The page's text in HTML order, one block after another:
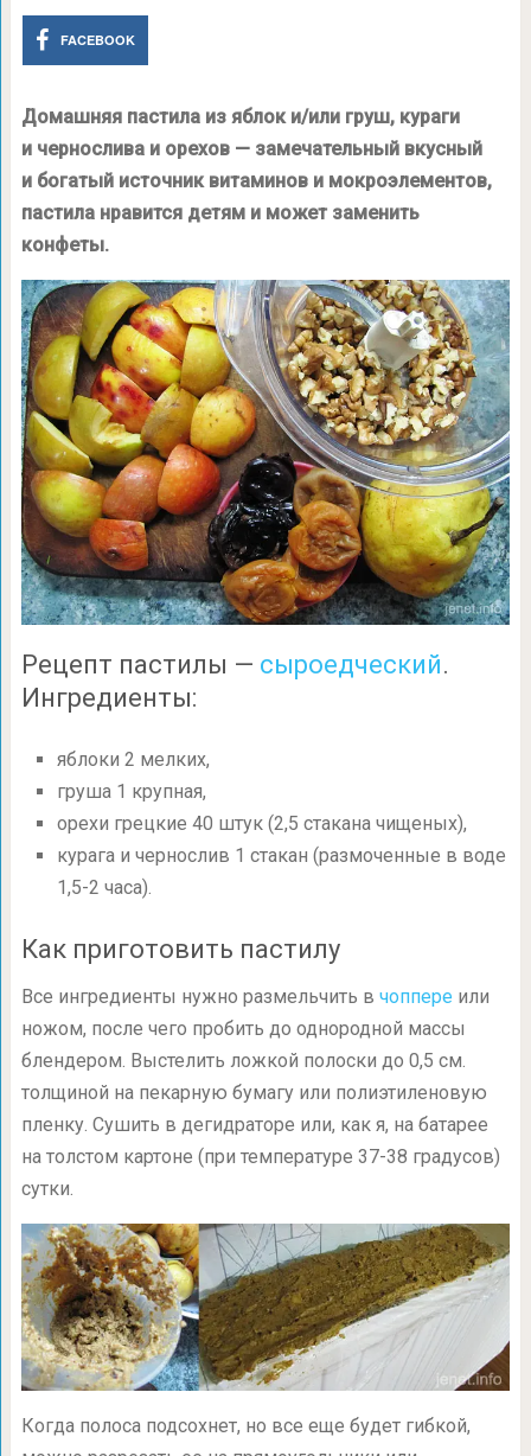
FACEBOOK
Домашняя пастила из яблок и/или груш, кураги
и чернослива и орехов — замечательный вкусный
и богатый источник витаминов и мокроэлементов,
пастила нравится детям и может заменить
конфеты.
Рецепт пастилы — сыроедческий.
Ингредиенты:
яблоки 2 мелких,
груша 1 крупная,
орехи грецкие 40 штук (2,5 стакана чищеных),
курага и чернослив 1 стакан (размоченные в воде
1,5-2 часа).
Как приготовить пастилу
Все ингредиенты нужно размельчить в чоппере или
ножом, после чего пробить до однородной массы
блендером. Выстелить ложкой полоски до 0,5 см.
толщиной на пекарную бумагу или полиэтиленовую
пленку. Сушить в дегидраторе или, как я, на батарее
на толстом картоне (при температуре 37-38 градусов)
сутки.
Когда полоса подсохнет, но все еще будет гибкой,